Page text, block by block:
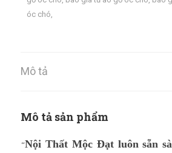
óc chó,
Mô tả
Mô tả sản phẩm
“Nội Thất Mộc Đạt luôn sẵn